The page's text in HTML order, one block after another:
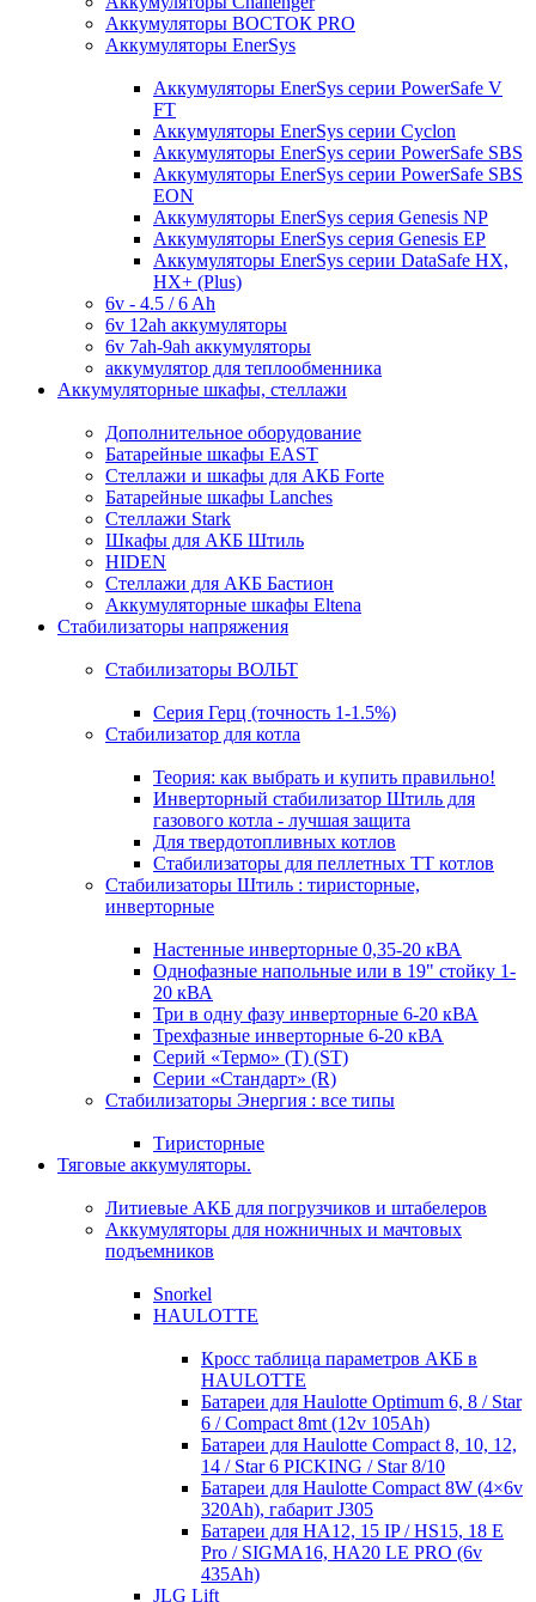
Аккумуляторы ВОСТОК PRO
Аккумуляторы EnerSys
Аккумуляторы EnerSys серии PowerSafe V
FT
Аккумуляторы EnerSys серии Cyclon
Аккумуляторы EnerSys серии PowerSafe SBS
Аккумуляторы EnerSys серии PowerSafe SBS
EON
Аккумуляторы EnerSys серия Genesis NP
Аккумуляторы EnerSys серия Genesis EP
Аккумуляторы EnerSys серии DataSafe HX,
HX+ (Plus)
6v - 4.5 / 6 Ah
6v 12ah аккумуляторы
6v 7ah-9ah аккумуляторы
аккумулятор для теплообменника
Аккумуляторные шкафы, стеллажи
Дополнительное оборудование
Батарейные шкафы EAST
Стеллажи и шкафы для АКБ Forte
Батарейные шкафы Lanches
Стеллажи Stark
Шкафы для АКБ Штиль
HIDEN
Стеллажи для АКБ Бастион
Аккумуляторные шкафы Eltena
Стабилизаторы напряжения
Стабилизаторы ВОЛЬТ
Серия Герц (точность 1-1.5%)
Стабилизатор для котла
Теория: как выбрать и купить правильно!
Инверторный стабилизатор Штиль для
газового котла - лучшая защита
Для твердотопливных котлов
Стабилизаторы для пеллетных ТТ котлов
Стабилизаторы Штиль : тиристорные,
инверторные
Настенные инверторные 0,35-20 кВА
Однофазные напольные или в 19" стойку 1-
20 кВА
Три в одну фазу инверторные 6-20 кВА
Трехфазные инверторные 6-20 кВА
Серий «Термо» (T) (ST)
Серии «Стандарт» (R)
Стабилизаторы Энергия : все типы
Тиристорные
Тяговые аккумуляторы.
Литиевые АКБ для погрузчиков и штабелеров
Аккумуляторы для ножничных и мачтовых
подъемников
Snorkel
HAULOTTE
Кросc таблица параметров АКБ в
HAULOTTE
Батареи для Haulotte Optimum 6, 8 / Star
6 / Compact 8mt (12v 105Ah)
Батареи для Haulotte Compact 8, 10, 12,
14 / Star 6 PICKING / Star 8/10
Батареи для Haulotte Compact 8W (4×6v
320Ah), габарит J305
Батареи для HA12, 15 IP / HS15, 18 E
Pro / SIGMA16, HA20 LE PRO (6v
435Ah)
JLG Lift